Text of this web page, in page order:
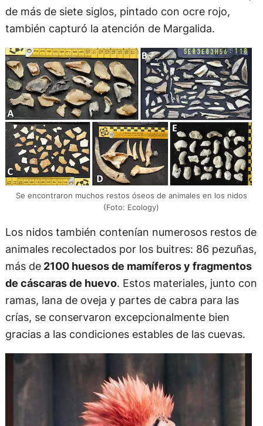
de más de siete siglos, pintado con ocre rojo,
también capturó la atención de Margalida.
Se encontraron muchos restos óseos de animales en los nidos
(Foto: Ecology)
Los nidos también contenían numerosos restos de
animales recolectados por los buitres: 86 pezuñas,
más de2100 huesos de mamíferos y fragmentos
de cáscaras de huevo. Estos materiales, junto con
ramas, lana de oveja y partes de cabra para las
crías, se conservaron excepcionalmente bien
gracias a las condiciones estables de las cuevas.